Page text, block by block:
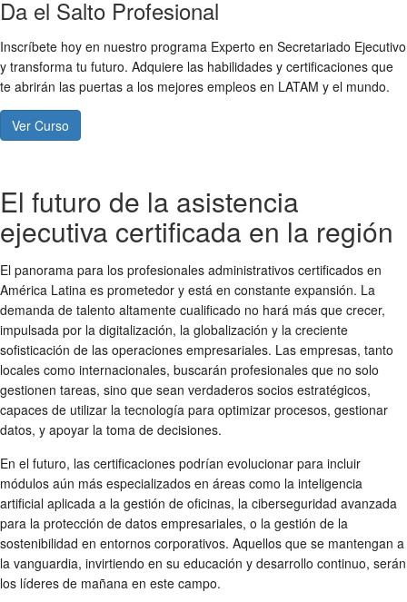
Da el Salto Profesional
Inscríbete hoy en nuestro programa Experto en Secretariado Ejecutivo
y transforma tu futuro. Adquiere las habilidades y certificaciones que
te abrirán las puertas a los mejores empleos en LATAM y el mundo.
Ver Curso
El futuro de la asistencia
ejecutiva certificada en la región
El panorama para los profesionales administrativos certificados en
América Latina es prometedor y está en constante expansión. La
demanda de talento altamente cualificado no hará más que crecer,
impulsada por la digitalización, la globalización y la creciente
sofisticación de las operaciones empresariales. Las empresas, tanto
locales como internacionales, buscarán profesionales que no solo
gestionen tareas, sino que sean verdaderos socios estratégicos,
capaces de utilizar la tecnología para optimizar procesos, gestionar
datos, y apoyar la toma de decisiones.
En el futuro, las certificaciones podrían evolucionar para incluir
módulos aún más especializados en áreas como la inteligencia
artificial aplicada a la gestión de oficinas, la ciberseguridad avanzada
para la protección de datos empresariales, o la gestión de la
sostenibilidad en entornos corporativos. Aquellos que se mantengan a
la vanguardia, invirtiendo en su educación y desarrollo continuo, serán
los líderes de mañana en este campo.